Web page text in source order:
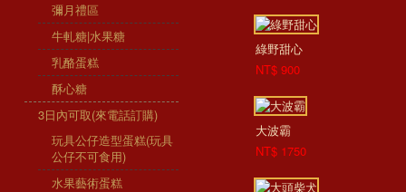
彌月禮區
牛軋糖|水果糖
乳酪蛋糕
酥心糖
3日內可取(來電話訂購)
玩具公仔造型蛋糕(玩具
公仔不可食用)
水果藝術蛋糕
綠野甜心
NT$ 900
大波霸
NT$ 1750